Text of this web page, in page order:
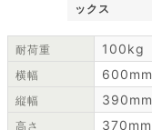
ックス
耐荷重 100kg
横幅 600mm
縦幅 390mm
高さ 370mm